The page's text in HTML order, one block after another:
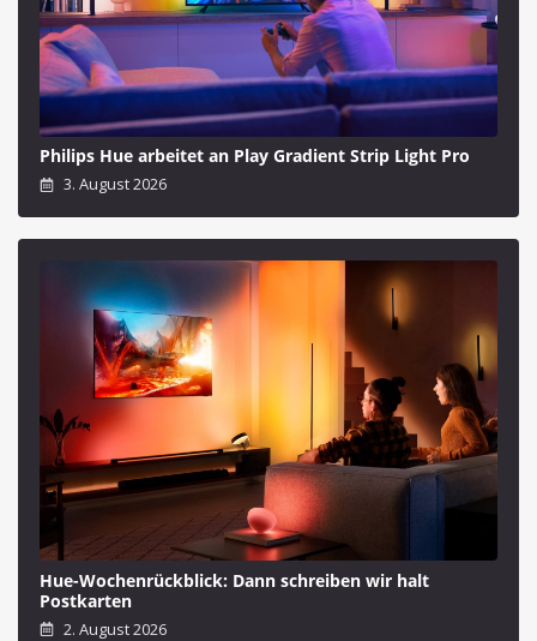
Philips Hue arbeitet an Play Gradient Strip Light Pro
3. August 2026
Hue-Wochenrückblick: Dann schreiben wir halt
Postkarten
2. August 2026